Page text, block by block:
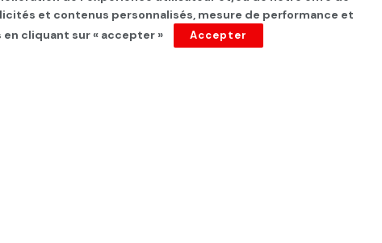
et contenus personnalisés, mesure de performance et
cliquant sur « accepter »
Accepter